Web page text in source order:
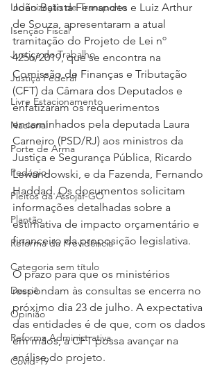
Indenização de Transporte
Isenção Fiscal
Justiça do Trabalho
Justiça Federal
Livre Estacionamento
Nacional
Porte de Arma
Pedágio
Pleitos da Assojaf-GO
Plantão
Reforma da Previdência
Categoria sem título
Dossiê
Opinião
Reforma Administrativa
Covid-19
João Batista Fernandes e Luiz Arthur
de Souza, apresentaram a atual
tramitação do Projeto de Lei nº
4256/2019, que se encontra na
Comissão de Finanças e Tributação
(CFT) da Câmara dos Deputados e
enfatizaram os requerimentos
encaminhados pela deputada Laura
Carneiro (PSD/RJ) aos ministros da
Justiça e Segurança Pública, Ricardo
Lewandowski, e da Fazenda, Fernando
Haddad. Os documentos solicitam
informações detalhadas sobre a
estimativa de impacto orçamentário e
financeiro da proposição legislativa.
O prazo para que os ministérios
respondam às consultas se encerra no
próximo dia 23 de julho. A expectativa
das entidades é de que, com os dados
em mãos, a CFT possa avançar na
análise do projeto.